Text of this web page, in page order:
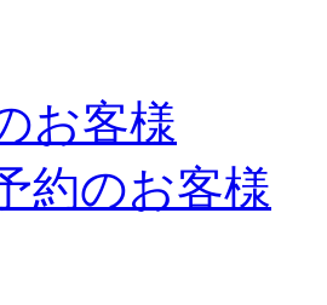
お客様
約のお客様